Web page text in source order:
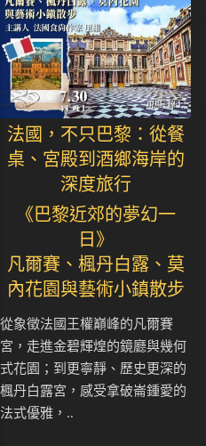
法國，不只巴黎：從餐
桌、宮殿到酒鄉海岸的
深度旅行
《巴黎近郊的夢幻一
日》
凡爾賽、楓丹白露、莫
內花園與藝術小鎮散步
從象徵法國王權巔峰的凡爾賽
宮，走進金碧輝煌的鏡廳與幾何
式花園；到更寧靜、歷史更深的
楓丹白露宮，感受拿破崙鍾愛的
法式優雅，..